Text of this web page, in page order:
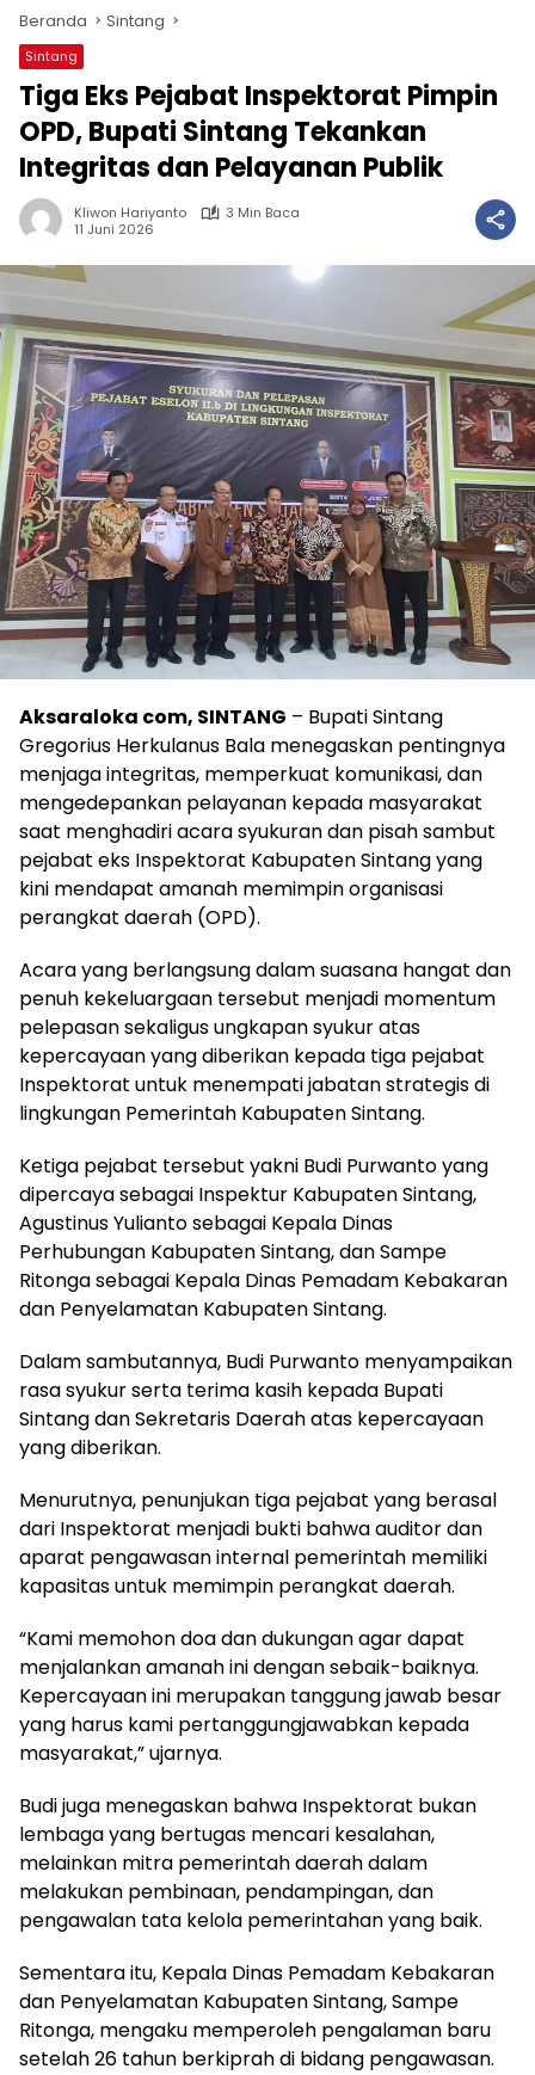
Beranda Sintang
Sintang
Tiga Eks Pejabat Inspektorat Pimpin
OPD, Bupati Sintang Tekankan
Integritas dan Pelayanan Publik
Kliwon Hariyanto
3 Min Baca
11 Juni 2026
Aksaraloka com, SINTANG – Bupati Sintang
Gregorius Herkulanus Bala menegaskan pentingnya
menjaga integritas, memperkuat komunikasi, dan
mengedepankan pelayanan kepada masyarakat
saat menghadiri acara syukuran dan pisah sambut
pejabat eks Inspektorat Kabupaten Sintang yang
kini mendapat amanah memimpin organisasi
perangkat daerah (OPD).
Acara yang berlangsung dalam suasana hangat dan
penuh kekeluargaan tersebut menjadi momentum
pelepasan sekaligus ungkapan syukur atas
kepercayaan yang diberikan kepada tiga pejabat
Inspektorat untuk menempati jabatan strategis di
lingkungan Pemerintah Kabupaten Sintang.
Ketiga pejabat tersebut yakni Budi Purwanto yang
dipercaya sebagai Inspektur Kabupaten Sintang,
Agustinus Yulianto sebagai Kepala Dinas
Perhubungan Kabupaten Sintang, dan Sampe
Ritonga sebagai Kepala Dinas Pemadam Kebakaran
dan Penyelamatan Kabupaten Sintang.
Dalam sambutannya, Budi Purwanto menyampaikan
rasa syukur serta terima kasih kepada Bupati
Sintang dan Sekretaris Daerah atas kepercayaan
yang diberikan.
Menurutnya, penunjukan tiga pejabat yang berasal
dari Inspektorat menjadi bukti bahwa auditor dan
aparat pengawasan internal pemerintah memiliki
kapasitas untuk memimpin perangkat daerah.
“Kami memohon doa dan dukungan agar dapat
menjalankan amanah ini dengan sebaik-baiknya.
Kepercayaan ini merupakan tanggung jawab besar
yang harus kami pertanggungjawabkan kepada
masyarakat,” ujarnya.
Budi juga menegaskan bahwa Inspektorat bukan
lembaga yang bertugas mencari kesalahan,
melainkan mitra pemerintah daerah dalam
melakukan pembinaan, pendampingan, dan
pengawalan tata kelola pemerintahan yang baik.
Sementara itu, Kepala Dinas Pemadam Kebakaran
dan Penyelamatan Kabupaten Sintang, Sampe
Ritonga, mengaku memperoleh pengalaman baru
setelah 26 tahun berkiprah di bidang pengawasan.